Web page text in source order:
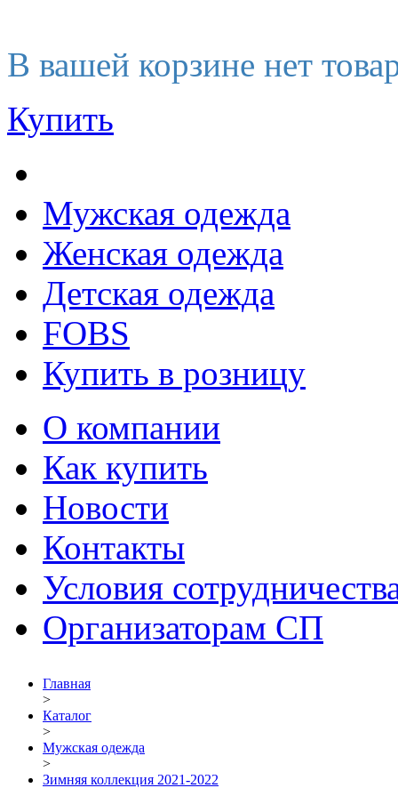
В вашей корзине нет
Купить
Мужская одежда
Женская одежда
Детская одежда
FOBS
Купить в розницу
О компании
Как купить
Новости
Контакты
Условия
Организаторам СП
Главная
>
Каталог
>
Мужская одежда
>
Зимняя коллекция 2021-2022